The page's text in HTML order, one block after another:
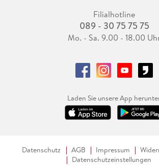
Filialhotline
089 - 30 75 75 75
Mo. - Sa. 9.00 - 18.00
Laden Sie unsere App
Datenschutz AGB Impressum
Datenschutzeinstellungen